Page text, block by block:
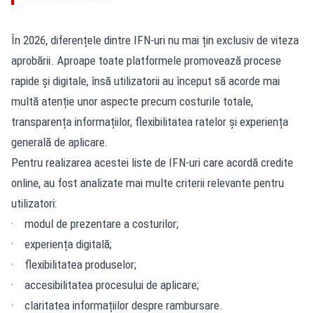
În 2026, diferențele dintre IFN-uri nu mai țin exclusiv de viteza
aprobării. Aproape toate platformele promovează procese
rapide și digitale, însă utilizatorii au început să acorde mai
multă atenție unor aspecte precum costurile totale,
transparența informațiilor, flexibilitatea ratelor și experiența
generală de aplicare.
Pentru realizarea acestei liste de IFN-uri care acordă credite
online, au fost analizate mai multe criterii relevante pentru
utilizatori:
· modul de prezentare a costurilor;
· experiența digitală;
· flexibilitatea produselor;
· accesibilitatea procesului de aplicare;
· claritatea informațiilor despre rambursare.